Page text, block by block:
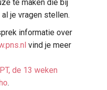
te maken die bij
je vragen stellen.
informatie over
vind je meer
de 13 weken
.